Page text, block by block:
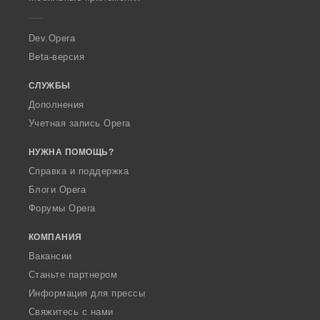
a
Dev.Opera
Beta-версия
СЛУЖБЫ
Дополнения
Учетная запись Opera
НУЖНА ПОМОЩЬ?
Справка и поддержка
Блоги Opera
Форумы Opera
КОМПАНИЯ
Вакансии
Станьте партнером
Информация для прессы
Свяжитесь с нами